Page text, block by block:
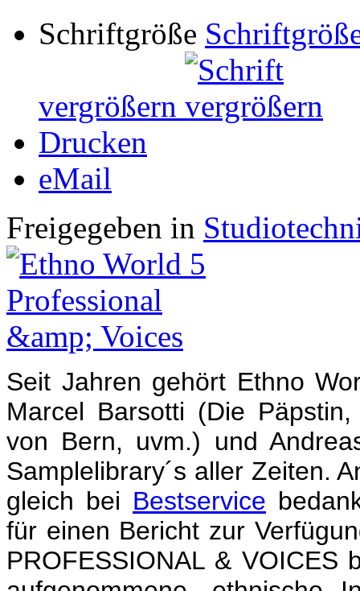
Schriftgröße
vergrößern
Drucken
eMail
Freigegeben in
Seit Jahren gehört Ethno
Marcel Barsotti (Die
von Bern, uvm.) und
Samplelibrary´s aller Zeiten.
gleich bei Bestservice
für einen Bericht zur
PROFESSIONAL & VOICES